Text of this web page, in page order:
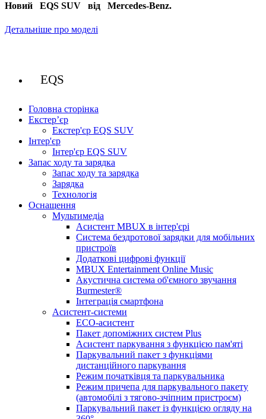
Новий EQS SUV від Mercedes-Benz.
Детальніше про моделі
EQS
Головна сторінка
Екстер’єр
Екстер'єр EQS SUV
Інтер'єр
Інтер'єр EQS SUV
Запас ходу та зарядка
Запас ходу та зарядка
Зарядка
Технологія
Оснащення
Мультимедіа
Асистент MBUX в інтер'єрі
Система бездротової зарядки для мобільних
пристроїв
Додаткові цифрові функції
MBUX Entertainment Online Music
Акустична система об'ємного звучання
Burmester®
Інтеграція смартфона
Асистент-системи
ECO-асистент
Пакет допоміжних систем Plus
Асистент паркування з функцією пам'яті
Паркувальний пакет з функціями
дистанційного паркування
Режим початківця та паркувальника
Режим причепа для паркувального пакету
(автомобілі з тягово-зчіпним пристроєм)
Паркувальний пакет із функцією огляду на